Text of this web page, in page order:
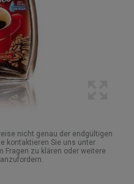
nicht genau der endgültigen
kontaktieren Sie uns unter
Fragen zu klären oder weitere